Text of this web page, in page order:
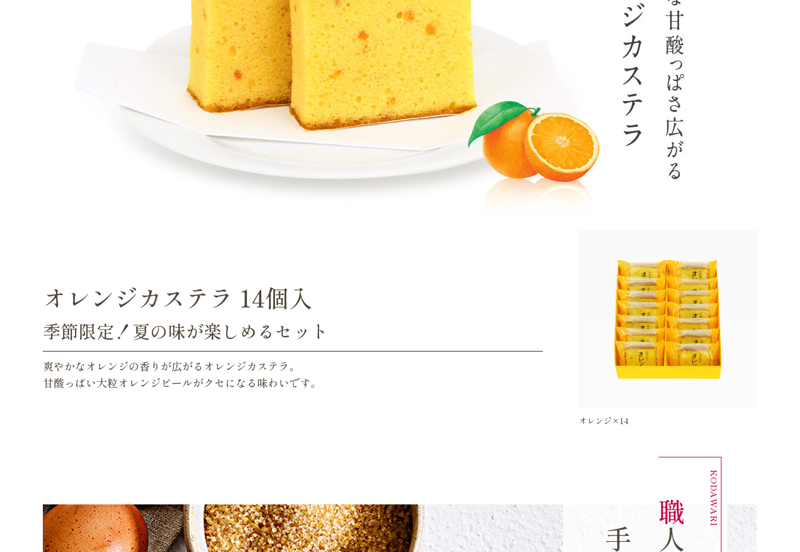
オレンジカステラ 14個入
季節限定！夏の味が楽しめるセット
爽やかなオレンジの香りが広がるオレンジカステラ。
甘酸っぱい大粒オレンジピールがクセになる味わいです。
オレンジ×14
職
が
丁
寧